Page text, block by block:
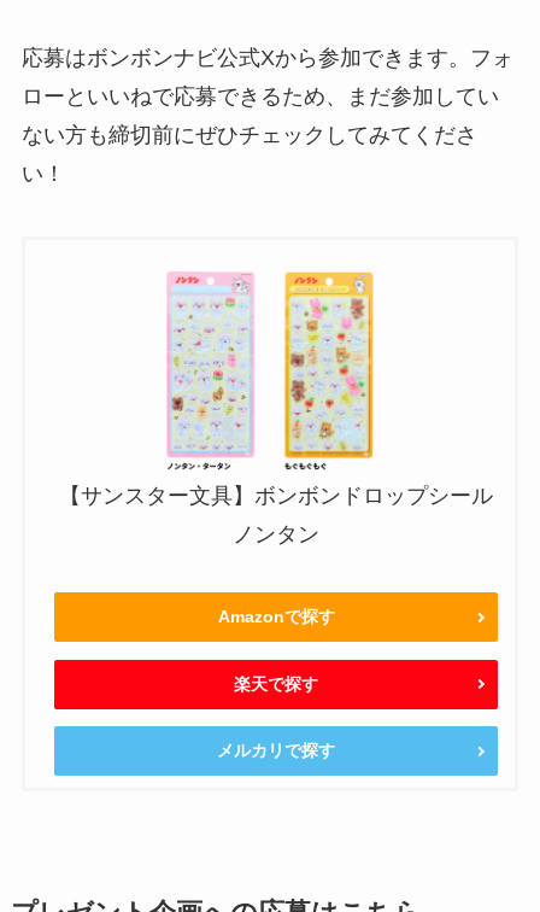
応募はボンボンナビ公式Xから参加できます。フォ
ローといいねで応募できるため、まだ参加してい
ない方も締切前にぜひチェックしてみてくださ
い！
【サンスター文具】ボンボンドロップシール
ノンタン
Amazonで探す
楽天で探す
メルカリで探す